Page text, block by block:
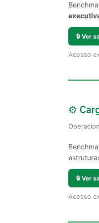
🔒 Ver
Acesso
⚙️
🔒 Ver
Acesso